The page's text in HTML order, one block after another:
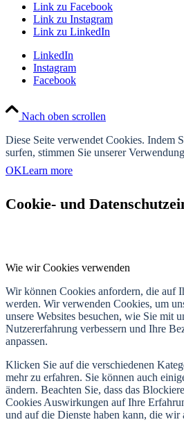
Link zu Facebook
Link zu Instagram
Link zu LinkedIn
LinkedIn
Instagram
Facebook
Nach oben scrollen
Diese Seite verwendet Cookies. Indem
surfen, stimmen Sie unserer
OKLearn more
Cookie- und
Wie wir Cookies verwenden
Wir können Cookies anfordern, die auf
werden. Wir verwenden Cookies, um
unsere Websites besuchen, wie Sie mit
Nutzererfahrung verbessern und Ihre
anpassen.
Klicken Sie auf die verschiedenen
mehr zu erfahren. Sie können auch
ändern. Beachten Sie, dass das
Cookies Auswirkungen auf Ihre
und auf die Dienste haben kann, die wir